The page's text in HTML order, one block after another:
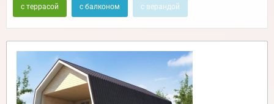
с террасой с балконом с верандой